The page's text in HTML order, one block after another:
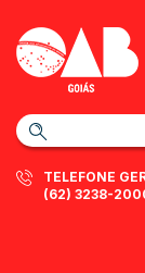
TELEFONE
(62) 3238-